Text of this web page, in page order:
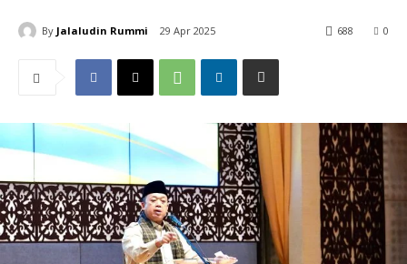
By Jalaludin Rummi 29 Apr 2025 0
688